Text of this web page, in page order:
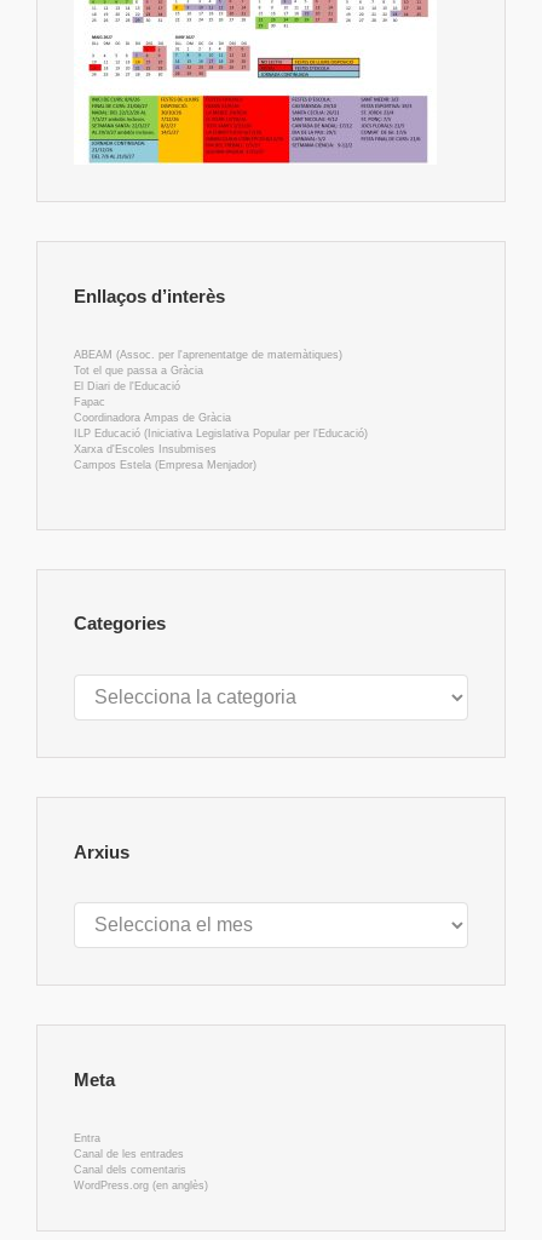
Enllaços d’interès
ABEAM (Assoc. per l'aprenentatge de matemàtiques)
Tot el que passa a Gràcia
El Diari de l'Educació
Fapac
Coordinadora Ampas de Gràcia
ILP Educació (Iniciativa Legislativa Popular per l'Educació)
Xarxa d'Escoles Insubmises
Campos Estela (Empresa Menjador)
Categories
Categories
Arxius
Arxius
Meta
Entra
Canal de les entrades
Canal dels comentaris
WordPress.org (en anglès)